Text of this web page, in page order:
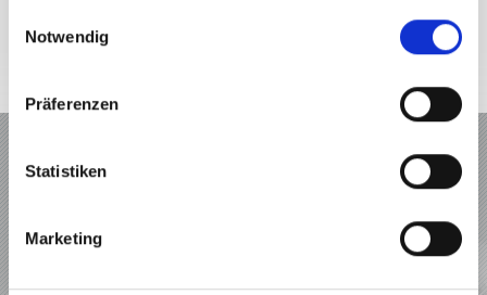
Notwendig
Präferenzen
Statistiken
Marketing
Interaktive Karte
URLAUB IN PRAD AM STILFSERJOCH